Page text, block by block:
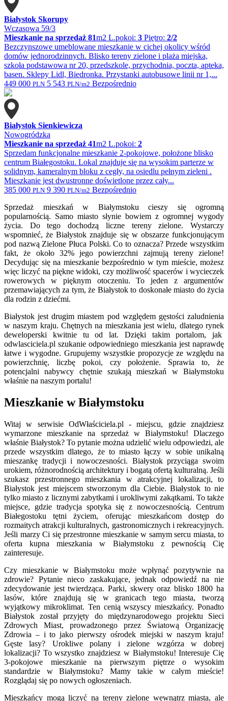
Białystok Skorupy
Wczasowa 59/3
Mieszkanie na sprzedaż 81m2 L.pokoi: 3 Piętro: 2/2
Bezczynszowe umeblowane mieszkanie w cichej okolicy wśród
domów jednorodzinnych. Blisko tereny zielone i plaża miejska,
szkoła podstawowa nr 20, przedszkole, przychodnia, poczta, apteka,
basen. Sklepy Lidl, Biedronka. Przystanki autobusowe linii nr 1,...
449 000 PLN 5 543 PLN/m2 Bezpośrednio
Białystok Sienkiewicza
Nowogródzka
Mieszkanie na sprzedaż 41m2 L.pokoi: 2
Sprzedam funkcjonalne mieszkanie 2-pokojowe, położone blisko
centrum Białegostoku. Lokal znajduje się na wysokim parterze w
solidnym, kameralnym bloku z cegły, na osiedlu pełnym zieleni .
Mieszkanie jest dwustronne doświetlone przez cały...
385 000 PLN 9 390 PLN/m2 Bezpośrednio
Sprzedaż mieszkań w Białymstoku cieszy się ogromną
popularnością. Samo miasto słynie bowiem z ogromnej wygody
życia. Do tego dochodzą liczne tereny zielone. Wystarczy
wspomnieć, że Białystok znajduje się w obszarze funkcjonującym
pod nazwą Zielone Płuca Polski. Co to oznacza? Przede wszystkim
fakt, że około 32% jego powierzchni zajmują tereny zielone!
Decydując się na mieszkanie bezpośrednio w tym mieście, możesz
więc liczyć na piękne widoki, czy możliwość spacerów i wycieczek
rowerowych w pięknym otoczeniu. To jeden z argumentów
przemawiających za tym, że Białystok to doskonałe miasto do życia
dla rodzin z dziećmi.
Białystok jest drugim miastem pod względem gęstości zaludnienia
w naszym kraju. Chętnych na mieszkania jest wielu, dlatego rynek
deweloperski kwitnie tu od lat. Dzięki takim portalom, jak
odwlasciciela.pl szukanie odpowiedniego mieszkania jest naprawdę
łatwe i wygodne. Grupujemy wszystkie propozycje ze względu na
powierzchnię, liczbę pokoi, czy położenie. Sprawia to, że
potencjalni nabywcy chętnie szukają mieszkań w Białymstoku
właśnie na naszym portalu!
Mieszkanie w Białymstoku
Witaj w serwisie OdWłaściciela.pl - miejscu, gdzie znajdziesz
wymarzone mieszkanie na sprzedaż w Białymstoku! Dlaczego
właśnie Białystok? To pytanie można udzielić wielu odpowiedzi, ale
przede wszystkim dlatego, że to miasto łączy w sobie unikalną
mieszankę tradycji i nowoczesności. Białystok przyciąga swoim
urokiem, różnorodnością architektury i bogatą ofertą kulturalną. Jeśli
szukasz przestronnego mieszkania w atrakcyjnej lokalizacji, to
Białystok jest miejscem stworzonym dla Ciebie. Białystok to nie
tylko miasto z licznymi zabytkami i urokliwymi zakątkami. To także
miejsce, gdzie tradycja spotyka się z nowoczesnością. Centrum
Białegostoku tętni życiem, oferując mieszkańcom dostęp do
rozmaitych atrakcji kulturalnych, gastronomicznych i rekreacyjnych.
Jeśli marzy Ci się przestronne mieszkanie w samym sercu miasta, to
oferta kupna mieszkania w Białymstoku z pewnością Cię
zainteresuje.
Czy mieszkanie w Białymstoku może wpłynąć pozytywnie na
zdrowie? Pytanie nieco zaskakujące, jednak odpowiedź na nie
zdecydowanie jest twierdząca. Parki, skwery oraz blisko 1800 ha
lasów, które znajdują się w granicach tego miasta, tworzą
wyjątkowy mikroklimat. Ten cenią wszyscy mieszkańcy. Ponadto
Białystok został przyjęty do międzynarodowego projektu Sieci
Zdrowych Miast, prowadzonego przez Światową Organizację
Zdrowia – i to jako pierwszy ośrodek miejski w naszym kraju!
Gęste lasy? Urokliwe polany i zielone wzgórza w dobrej
lokalizacji? To wszystko znajdziesz w Białymstoku!Interesuje Cię
3-pokojowe mieszkanie na pierwszym piętrze o wysokim
standardzie w Białymstoku? Mamy takie w całym mieście!
Rozglądaj się po nowych ogłoszeniach.
Mieszkańcy mogą liczyć na tereny zielone wewnątrz miasta, ale